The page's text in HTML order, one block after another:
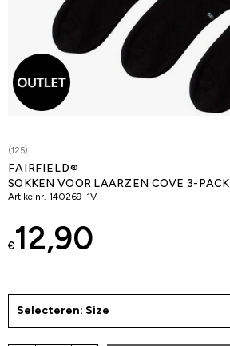
(125)
FAIRFIELD®
SOKKEN VOOR LAARZEN COVE 3-PACK
Artikelnr. 140269-1V
12,90
€
Selecteren: Size